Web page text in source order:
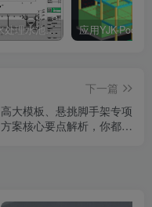
地埋式污水处理水池结构设计思路及免费各类水池相关设计资料下载
下一篇
高大模板、悬挑脚手架专项
方案核心要点解析，你都知